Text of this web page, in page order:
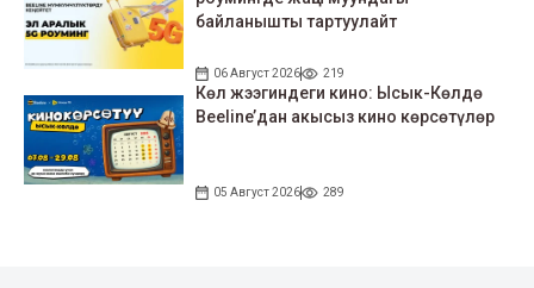
байланышты тартуулайт
06 Август 2026 219
Көл жээгиндеги кино: Ысык-Көлдө
Beeline’дан акысыз кино көрсөтүлөр
05 Август 2026 289